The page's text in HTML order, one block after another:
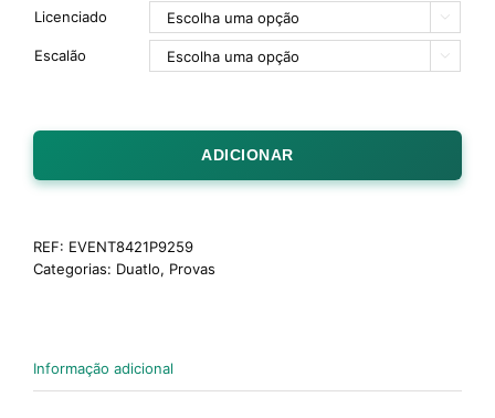
Licenciado 
Escalão 
ADICIONAR
REF: EVENT8421P9259
Categorias: Duatlo, Provas
Informação adicional